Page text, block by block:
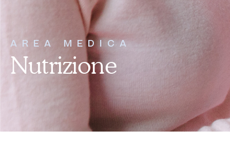
AREA MEDICA
Nutrizione